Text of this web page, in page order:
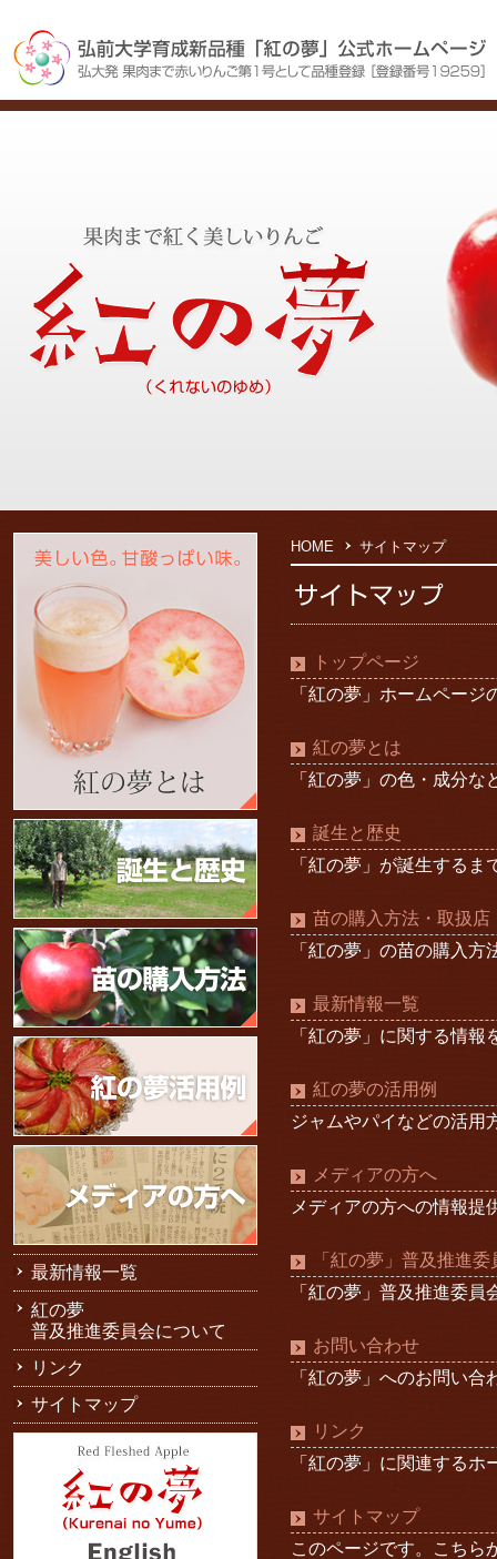
HOME サイトマップ
トップページ
「紅の夢」ホームペー
紅の夢とは
「紅の夢」の色・成分
誕生と歴史
「紅の夢」が誕生する
苗の購入方法・取扱店
「紅の夢」の苗の購入
最新情報一覧
「紅の夢」に関する情
紅の夢の活用例
ジャムやパイなどの活用
メディアの方へ
メディアの方への情報提
「紅の夢」普及推進
「紅の夢」普及推進委
お問い合わせ
「紅の夢」へのお問い
リンク
「紅の夢」に関連する
サイトマップ
このページです。こちら
最新情報一覧
紅の夢
普及推進委員会について
リンク
サイトマップ